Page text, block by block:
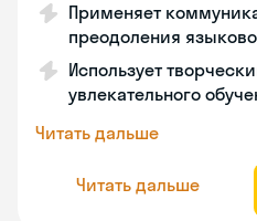
Применяет
преодоления
Использует
увлекательного
Читать дальше
Читать дальше